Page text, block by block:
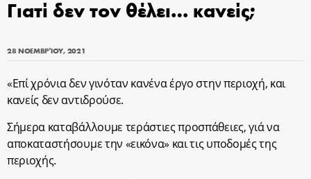
Γιατί δεν τον θέλει… κανείς;
28 ΝΟΕΜΒΡΊΟΥ, 2021
«Επί χρόνια δεν γινόταν κανένα έργο στην περιοχή, και
κανείς δεν αντιδρούσε.
Σήμερα καταβάλλουμε τεράστιες προσπάθειες, γιά να
αποκαταστήσουμε την «εικόνα» και τις υποδομές της
περιοχής.